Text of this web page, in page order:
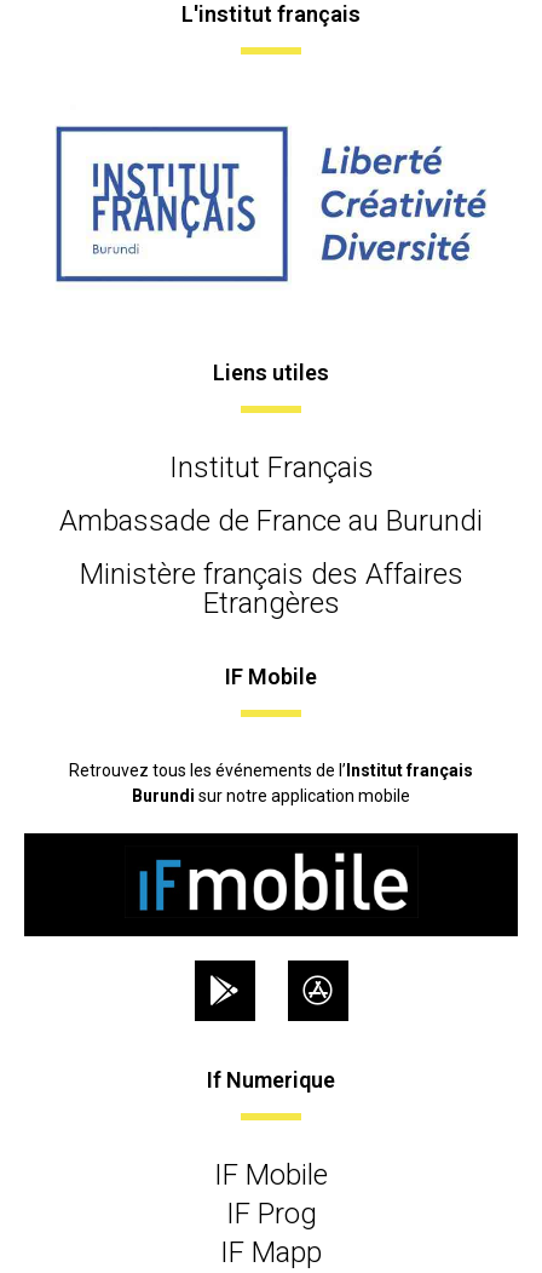
L'institut français
Liens utiles
Institut Français
Ambassade de France au Burundi
Ministère français des Affaires
Etrangères
IF Mobile
Retrouvez tous les événements de l’ Institut français
Burundi sur notre application mobile
If Numerique
IF Mobile
IF Prog
IF Mapp